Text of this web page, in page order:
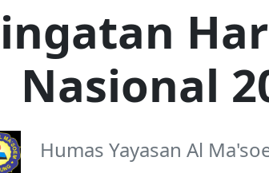
Nasional
Humas Yayasan Al